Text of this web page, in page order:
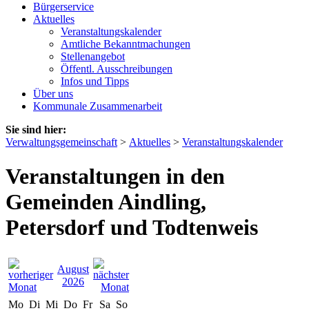
Bürgerservice
Aktuelles
Veranstaltungskalender
Amtliche Bekanntmachungen
Stellenangebot
Öffentl. Ausschreibungen
Infos und Tipps
Über uns
Kommunale Zusammenarbeit
Sie sind hier:
Verwaltungsgemeinschaft > Aktuelles > Veranstaltungskalender
Veranstaltungen in den
Gemeinden Aindling,
Petersdorf und Todtenweis
August
2026
Mo Di Mi Do Fr Sa So